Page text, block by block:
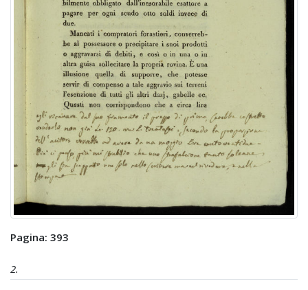
Pagina: 393
2.